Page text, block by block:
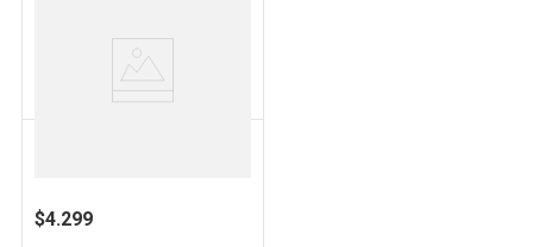
Ver
Producto
$4.299